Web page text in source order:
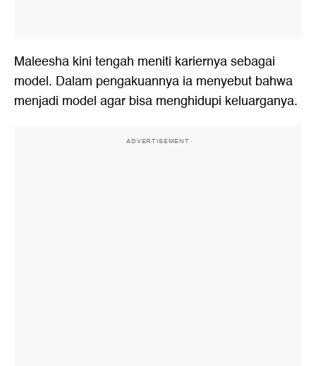
Maleesha kini tengah meniti kariernya sebagai
model. Dalam pengakuannya ia menyebut bahwa
menjadi model agar bisa menghidupi keluarganya.
ADVERTISEMENT